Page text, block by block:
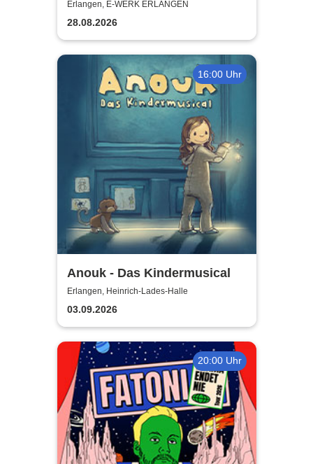
Erlangen, E-WERK ERLANGEN
28.08.2026
16:00 Uhr
Anouk - Das Kindermusical
Erlangen, Heinrich-Lades-Halle
03.09.2026
20:00 Uhr